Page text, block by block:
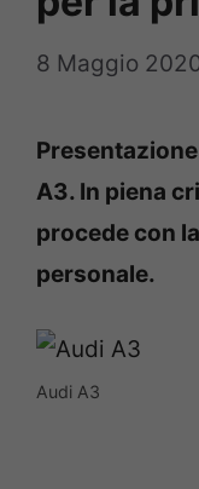
8 Maggio
A3. In piena
procede con
personale.
Audi A3